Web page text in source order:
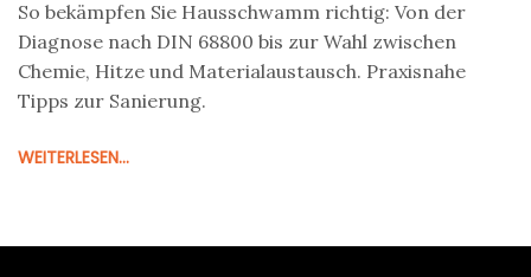
So bekämpfen Sie Hausschwamm richtig: Von der
Diagnose nach DIN 68800 bis zur Wahl zwischen
Chemie, Hitze und Materialaustausch. Praxisnahe
Tipps zur Sanierung.
WEITERLESEN...